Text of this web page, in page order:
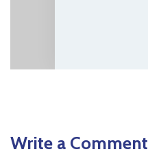
Write a Comment